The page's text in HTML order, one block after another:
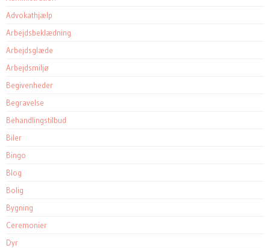
Advokathjælp
Arbejdsbeklædning
Arbejdsglæde
Arbejdsmiljø
Begivenheder
Begravelse
Behandlingstilbud
Biler
Bingo
Blog
Bolig
Bygning
Ceremonier
Dyr